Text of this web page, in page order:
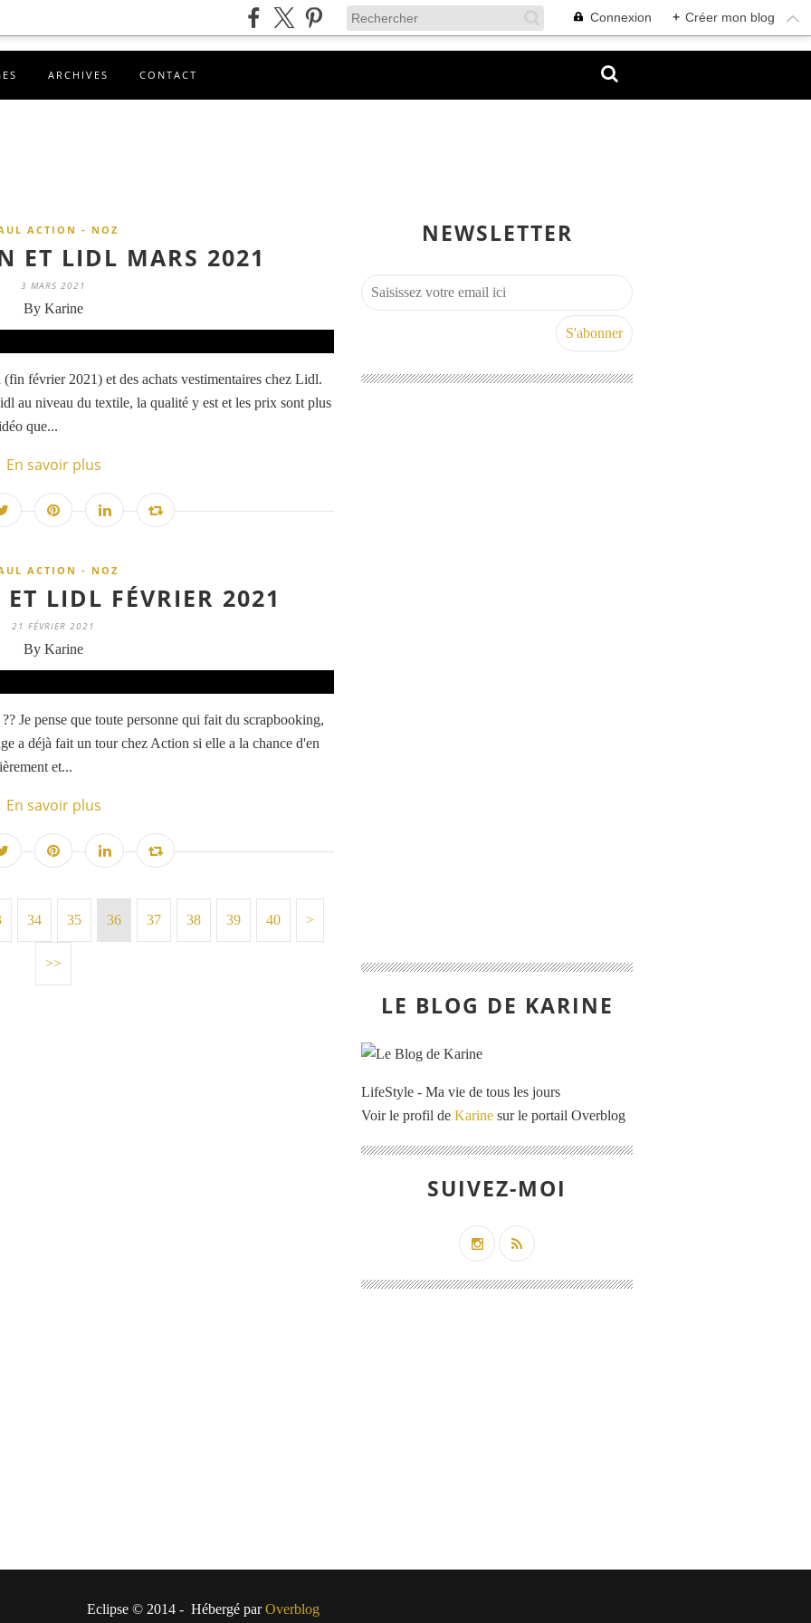
Connexion + Créer mon blog
ARCHIVES CONTACT
ACTION - NOZ
ET LIDL MARS 2021
3 MARS 2021
By Karine
février 2021) et des achats vestimentaires chez Lidl.
au niveau du textile, la qualité y est et les prix sont plus
que...
En savoir plus
ACTION - NOZ
LIDL FÉVRIER 2021
21 FÉVRIER 2021
By Karine
Je pense que toute personne qui fait du scrapbooking,
a déjà fait un tour chez Action si elle a la chance d'en
et...
En savoir plus
34 35 36 37 38 39 40 50
60
70
80
90
100
200
>
>>
NEWSLETTER
LE BLOG DE KARINE
LifeStyle - Ma vie de tous les jours
Voir le profil de Karine sur le portail Overblog
SUIVEZ-MOI
Eclipse © 2014 - Hébergé parOverblog